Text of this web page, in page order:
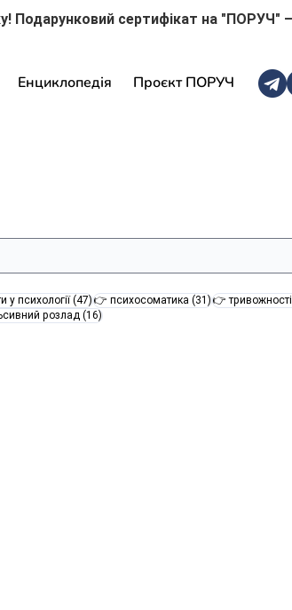
Енциклопедія Проєкт ПОРУЧ
у психології (47)47 постів
👉 психосоматика (31)31 пост
👉 тривожності
розлад (16)16 постів